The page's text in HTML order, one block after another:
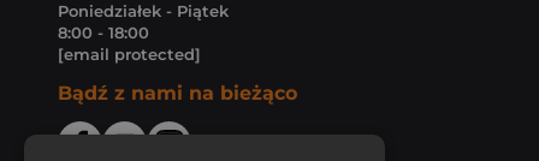
Poniedziałek - Piątek
8:00 - 18:00
[email protected]
Bądź z nami na bieżąco